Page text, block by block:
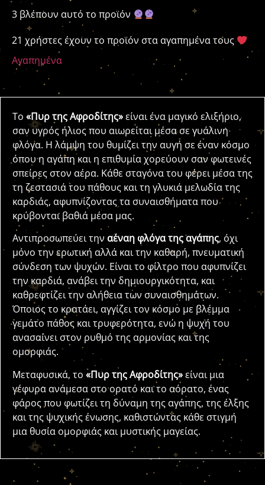
3 βλέπουν αυτό το προϊόν
21 χρήστες έχουν το προϊόν στα αγαπημένα τους
Αγαπημένα
Το «Πυρ της Αφροδίτης»είναι ένα μαγικό ελιξήριο,
σαν υγρός ήλιος που αιωρείται μέσα σε γυάλινη
φλόγα. Η λάμψη του θυμίζει την αυγή σε έναν κόσμο
όπου η αγάπη και η επιθυμία χορεύουν σαν φωτεινές
σπείρες στον αέρα. Κάθε σταγόνα του φέρει μέσα της
τη ζεστασιά του πάθους και τη γλυκιά μελωδία της
καρδιάς, αφυπνίζοντας τα συναισθήματα που
κρύβονται βαθιά μέσα μας.
Αντιπροσωπεύει την αέναη φλόγα της αγάπης, όχι
μόνο την ερωτική αλλά και την καθαρή, πνευματική
σύνδεση των ψυχών. Είναι το φίλτρο που αφυπνίζει
την καρδιά, ανάβει την δημιουργικότητα, και
καθρεφτίζει την αλήθεια των συναισθημάτων.
Όποιος το κρατάει, αγγίζει τον κόσμο με βλέμμα
γεμάτο πάθος και τρυφερότητα, ενώ η ψυχή του
ανασαίνει στον ρυθμό της αρμονίας και της
ομορφιάς.
Μεταφυσικά, το «Πυρ της Αφροδίτης»είναι μια
γέφυρα ανάμεσα στο ορατό και το αόρατο, ένας
φάρος που φωτίζει τη δύναμη της αγάπης, της έλξης
και της ψυχικής ένωσης, καθιστώντας κάθε στιγμή
μια θυσία ομορφιάς και μυστικής μαγείας.